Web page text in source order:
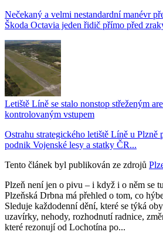
Nečekaný a velmi nestandardní manévr
Škoda Octavia jeden řidič přímo před
Letiště Líně se stalo nonstop střeženým
kontrolovaným vstupem
Ostrahu strategického letiště Líně u Plzně
podnik Vojenské lesy a statky ČR...
Tento článek byl publikován ze zdrojů
Plzeň není jen o pivu – i když i o něm se
Plzeňská Drbna má přehled o tom, co
Sleduje každodenní dění, které se týká
uzavírky, nehody, rozhodnutí radnice,
které rezonují od Lochotína po...